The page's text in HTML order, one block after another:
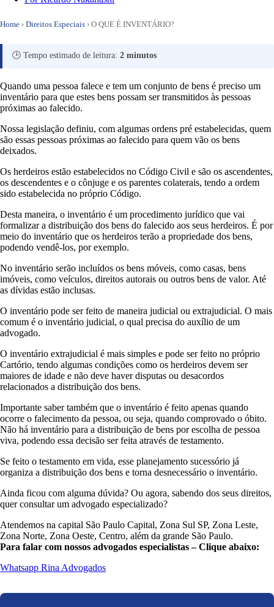
Home › Direitos Especiais › O QUE É INVENTÁRIO?
🕒 Tempo estimado de leitura: 2 minutos
Quando uma pessoa falece e tem um conjunto de bens é preciso um
inventário para que estes bens possam ser transmitidos às pessoas
próximas ao falecido.
Nossa legislação definiu, com algumas ordens pré estabelecidas, quem
são essas pessoas próximas ao falecido para quem vão os bens
deixados.
Os herdeiros estão estabelecidos no Código Civil e são os ascendentes,
os descendentes e o cônjuge e os parentes colaterais, tendo a ordem
sido estabelecida no próprio Código.
Desta maneira, o inventário é um procedimento jurídico que vai
formalizar a distribuição dos bens do falecido aos seus herdeiros. É por
meio do inventário que os herdeiros terão a propriedade dos bens,
podendo vendê-los, por exemplo.
No inventário serão incluídos os bens móveis, como casas, bens
imóveis, como veículos, direitos autorais ou outros bens de valor. Até
as dívidas estão inclusas.
O inventário pode ser feito de maneira judicial ou extrajudicial. O mais
comum é o inventário judicial, o qual precisa do auxílio de um
advogado.
O inventário extrajudicial é mais simples e pode ser feito no próprio
Cartório, tendo algumas condições como os herdeiros devem ser
maiores de idade e não deve haver disputas ou desacordos
relacionados a distribuição dos bens.
Importante saber também que o inventário é feito apenas quando
ocorre o falecimento da pessoa, ou seja, quando comprovado o óbito.
Não há inventário para a distribuição de bens por escolha de pessoa
viva, podendo essa decisão ser feita através de testamento.
Se feito o testamento em vida, esse planejamento sucessório já
organiza a distribuição dos bens e torna desnecessário o inventário.
Ainda ficou com alguma dúvida? Ou agora, sabendo dos seus direitos,
quer consultar um advogado especializado?
Atendemos na capital São Paulo Capital, Zona Sul SP, Zona Leste,
Zona Norte, Zona Oeste, Centro, além da grande São Paulo.
Para falar com nossos advogados especialistas – Clique abaixo:
Whatsapp Rina Advogados